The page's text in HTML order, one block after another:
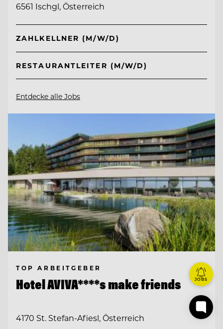
6561 Ischgl, Österreich
ZAHLKELLNER (M/W/D)
RESTAURANTLEITER (M/W/D)
Entdecke alle Jobs
TOP ARBEITGEBER
Hotel AVIVA****s make friends
4170 St. Stefan-Afiesl, Österreich
JOBS